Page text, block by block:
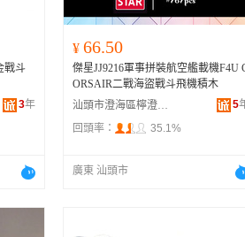
戰斗
3年
¥ 66.50
傑星JJ9216軍事拼裝航空艦載機F4U
ORSAIR二戰海盜戰斗飛機積木
汕頭市澄海區檸澄玩具商行
5
回頭率：
35.1%
廣東 汕頭市